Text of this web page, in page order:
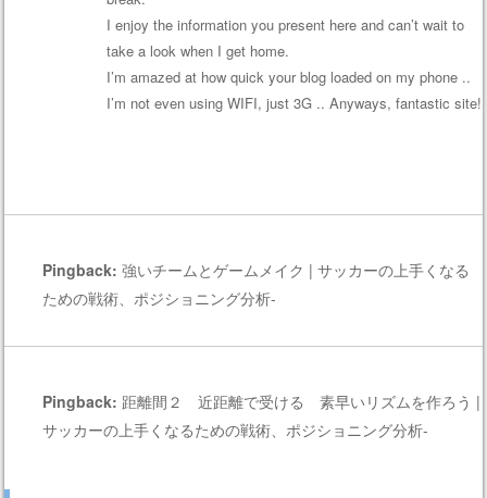
I enjoy the information you present here and can’t wait to
take a look when I get home.
I’m amazed at how quick your blog loaded on my phone ..
I’m not even using WIFI, just 3G .. Anyways, fantastic site!
Pingback:強いチームとゲームメイク | サッカーの上手くなる
ための戦術、ポジショニング分析-
Pingback: 距離間２ 近距離で受ける 素早いリズムを作ろう |
サッカーの上手くなるための戦術、ポジショニング分析-